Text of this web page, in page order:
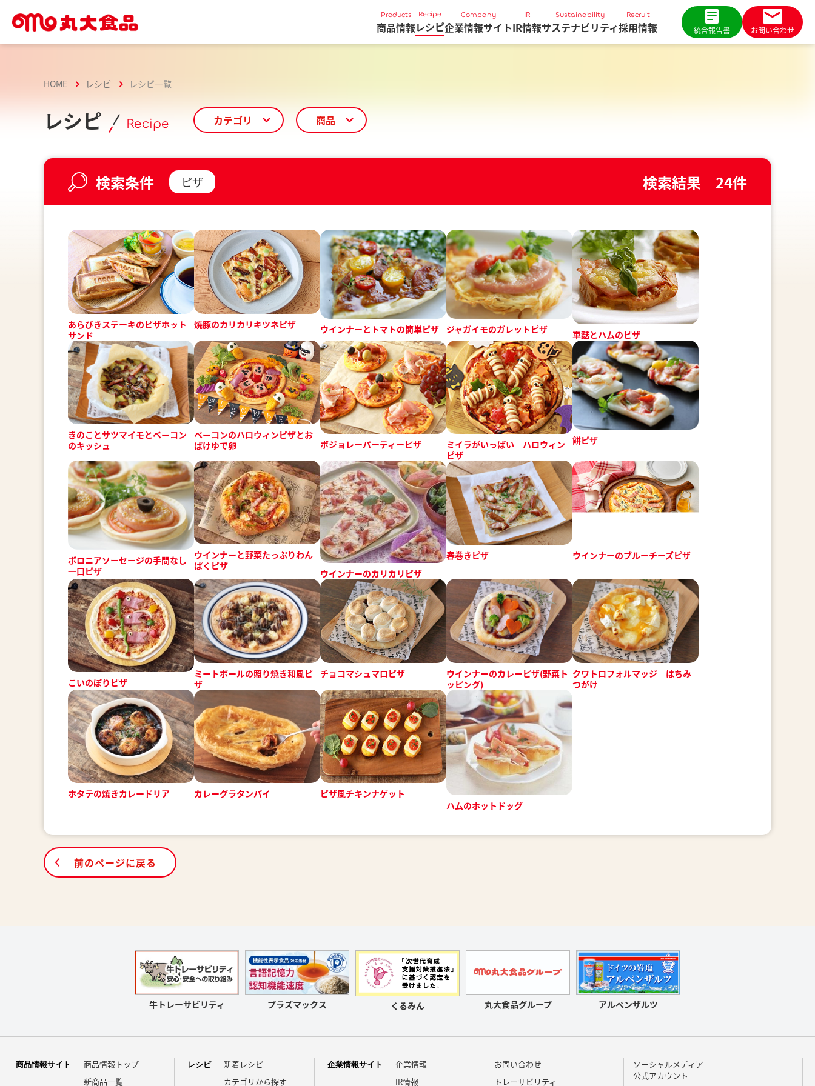
Products
商品情報
Recipe
レシピ
Company
企業情報サイト
IR
IR情報
Sustainability
サステナビリティ
Recruit
採用情報 統合報告書 お問い合わせ
HOME レシピ レシピ一覧
レシピ Recipe カテゴリ 商品
検索条件 ピザ 検索結果 24件
あらびきステーキのピザホット
サンド
焼豚のカリカリキツネピザ ウインナーとトマトの簡単ピザ ジャガイモのガレットピザ 車麩とハムのピザ
きのことサツマイモとベーコン
のキッシュ
ベーコンのハロウィンピザとお
ばけゆで卵
ボジョレーパーティーピザ
ミイラがいっぱい ハロウィン
ピザ
餅ピザ
ボロニアソーセージの手間なし
一口ピザ
ウインナーと野菜たっぷりわん
ぱくピザ
ウインナーのカリカリピザ
春巻きピザ ウインナーのブルーチーズピザ
こいのぼりピザ
ミートボールの照り焼き和風ピ
ザ
チョコマシュマロピザ
ウインナーのカレーピザ(野菜ト
ッピング)
クワトロフォルマッジ はちみ
つがけ
ホタテの焼きカレードリア カレーグラタンパイ
ピザ風チキンナゲット
ハムのホットドッグ
前のページに戻る
牛トレーサビリティ プラズマックス くるみん 丸大食品グループ アルペンザルツ
商品情報サイト
商品情報トップ
新商品一覧
レシピ
新着レシピ
カテゴリから探す
企業情報サイト
企業情報
IR情報
お問い合わせ
トレーサビリティ
ソーシャルメディア
公式アカウント